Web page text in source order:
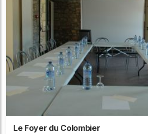
Le Foyer du Colombier